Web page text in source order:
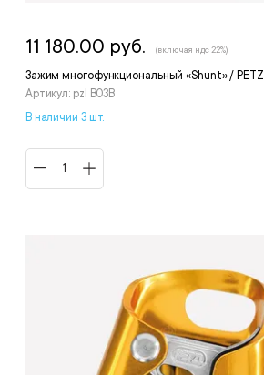
Зажим многофункциональный «Shunt» / PETZL
Артикул: pzl B03B
11 180.00 руб. (включая ндс 22%)
В наличии 3 шт.